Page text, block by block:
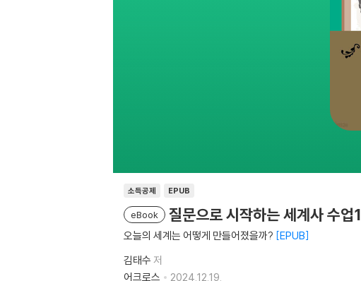
소득공제 EPUB
eBook 질문으로 시작하는 세계사 수업1
오늘의 세계는 어떻게 만들어졌을까? EPUB
김태수 저
어크로스
2024.12.19.